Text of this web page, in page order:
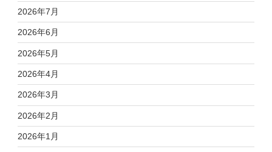
2026年7月
2026年6月
2026年5月
2026年4月
2026年3月
2026年2月
2026年1月